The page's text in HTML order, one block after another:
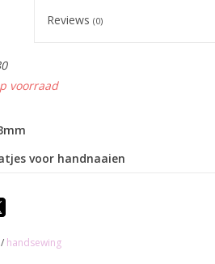
Reviews (0)
voorraad
voor handnaaien
/ handsewing